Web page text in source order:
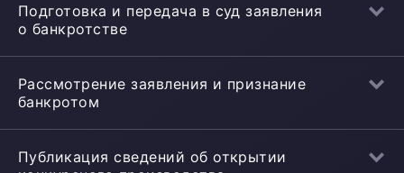
Подготовка и передача в суд заявления
о банкротстве
Рассмотрение заявления и признание
банкротом
Публикация сведений об открытии